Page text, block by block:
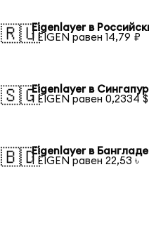
🇷🇺Eigenlayer в
1 EIGEN равен 14,79 ₽
🇸🇬Eigenlayer в
1 EIGEN равен 0,2334 $
🇧🇩Eigenlayer в
1 EIGEN равен 22,53 ৳